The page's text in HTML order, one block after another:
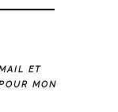
ET
MON